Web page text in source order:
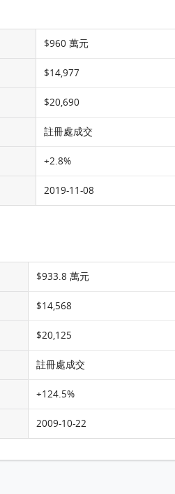
$960 萬元
$14,977
$20,690
註冊處成交
+2.8%
2019-11-08
$933.8 萬元
$14,568
$20,125
註冊處成交
+124.5%
2009-10-22